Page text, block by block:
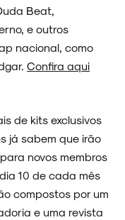
Beat,
e outros
nacional, como
Confira aqui
de kits exclusivos
já sabem que irão
novos membros
10 de cada mês
compostos por um
e uma revista